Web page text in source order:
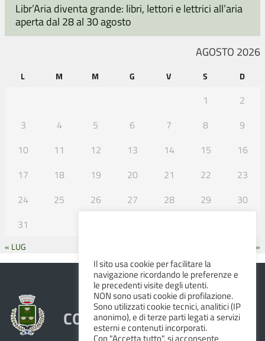
Libr’Aria diventa grande: libri, lettori e lettrici all’aria
aperta dal 28 al 30 agosto
AGOSTO 2026
L M M G V S D
1
2
3
4 5 6 7 8
9
10
11 12 13 14 15
16
17
18 19 20 21 22
23
24
25 26 27 28 29
30
31
« LUG SET »
COMUNE DI ALBINEA
Il sito usa cookie per facilitare la
navigazione ricordando le preferenze e
le precedenti visite degli utenti.
NON sono usati cookie di profilazione.
Sono utilizzati cookie tecnici, analitici (IP
anonimo), e di terze parti legati a servizi
esterni e contenuti incorporati.
Con "Accetta tutto", si acconsente